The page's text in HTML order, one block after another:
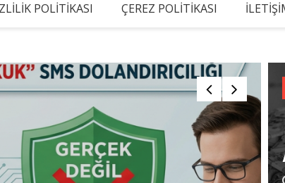
POLITIKASI ÇEREZ POLITIKASI